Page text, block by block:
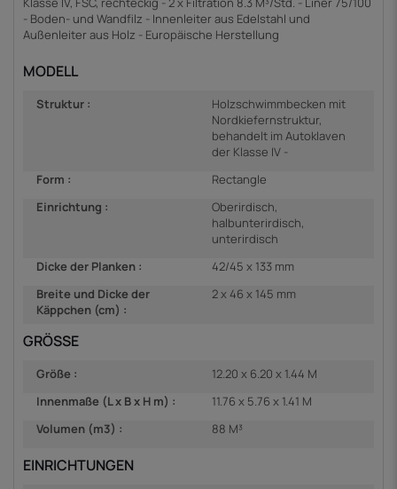
- Boden- und Wandfilz - Innenleiter aus Edelstahl und
Außenleiter aus Holz - Europäische Herstellung
MODELL
Struktur :
Holzschwimmbecken mit
Nordkiefernstruktur,
behandelt im Autoklaven
der Klasse IV -
Form :
Rectangle
Einrichtung :
Oberirdisch,
halbunterirdisch,
unterirdisch
Dicke der Planken :
42/45 x 133 mm
Breite und Dicke der
Käppchen (cm) :
2 x 46 x 145 mm
GRÖSSE
Größe :
12.20 x 6.20 x 1.44 M
Innenmaße (L x B x H m) :
11.76 x 5.76 x 1.41 M
Volumen (m3) :
88 M³
EINRICHTUNGEN